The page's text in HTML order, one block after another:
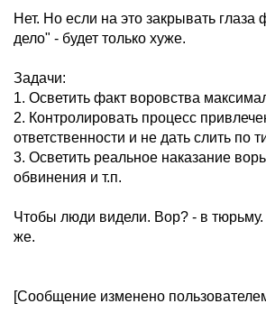
Нет. Но если на это закрывать
дело" - будет только хуже.
Задачи:
1. Осветить факт воровства
2. Контролировать процесс
ответственности и не дать слить по
3. Осветить реальное наказание
обвинения и т.п.
Чтобы люди видели. Вор? - в тюрьму.
же.
[Сообщение изменено